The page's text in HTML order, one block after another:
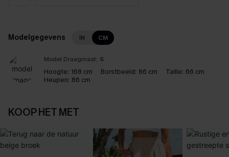
Modelgegevens IN CM
Model Draagmaat: S
Hoogte: 168 cm Borstbeeld: 86 cm Taille: 66 cm
Heupen: 86 cm
KOOP HET MET